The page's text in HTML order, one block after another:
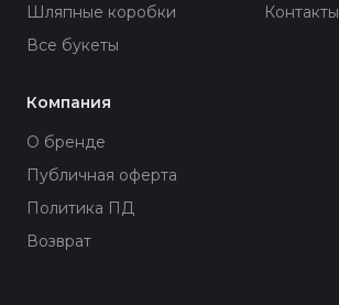
Шляпные коробки
Все букеты
Контакты
Компания
О бренде
Публичная оферта
Политика ПД
Возврат